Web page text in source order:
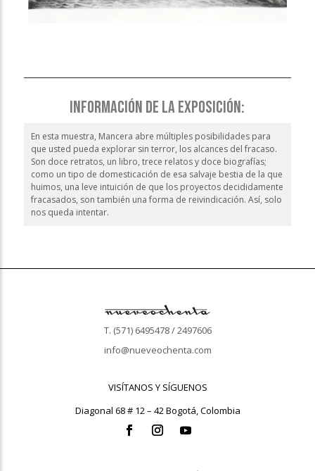
INFORMACIÓN DE LA EXPOSICIÓN:
En esta muestra, Mancera abre múltiples posibilidades para
que usted pueda explorar sin terror, los alcances del fracaso.
Son doce retratos, un libro, trece relatos y doce biografías;
como un tipo de domesticación de esa salvaje bestia de la que
huimos, una leve intuición de que los proyectos decididamente
fracasados, son también una forma de reivindicación. Así, solo
nos queda intentar.
T. (571) 6495478 / 2497606
info@nueveochenta.com
VISÍTANOS Y SÍGUENOS
Diagonal 68 # 12 – 42 Bogotá, Colombia